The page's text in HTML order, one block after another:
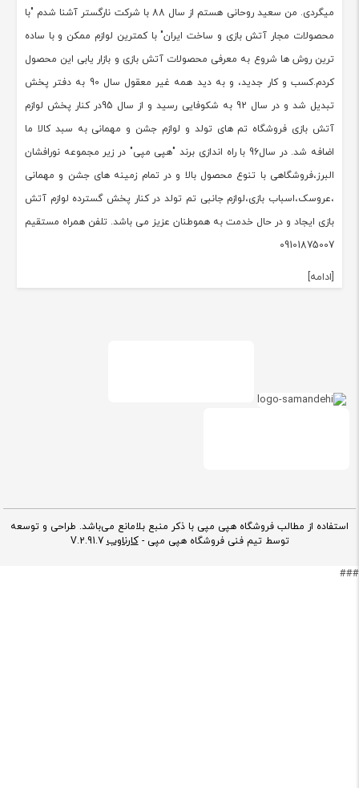
میگردی. من سعید روحانی هستم از سال 88 با شرکت نارگستر آشنا شدم "با
محصولات مجار آتش بازی و ساخت ایران" با کمترین لوازم ممکن و با ساده
ترین روش ها شروع به معرفی محصولات آتش بازی و بازار یابی این محصول
کردم.کسب و کار جدید، و به دید همه غیر معقول سال 90 به دفتر پخش
تبدیل شد و در سال 92 به شکوفایی رسید و از سال 95در کنار پخش لوازم
آتش بازی فروشگاه تم های تولد و لوازم جشن و مهمانی به سبد کالا ما
اضافه شد. در سال96 با راه اندازی برند "هپی مپی" در زیر مجموعه نورافشان
البرز،فروشگاهی با تنوع محصول بالا و در تمام زمینه های جشن و مهمانی
،عروسک،اسباب بازی،لوازم جانبی تم تولد در کنار پخش گسترده لوازم آتش
بازی ایجاد و در حال خدمت به هموطنان عزیز می باشد. تلفن همراه مستقیم
09101875007
[ادامه]
استفاده از مطالب فروشگاه هپی مپی با ذکر منبع بلامانع می‌باشد. طراحی و توسعه
توسط تیم فنی فروشگاه هپی مپی -کارناوب V.2.91.7
###